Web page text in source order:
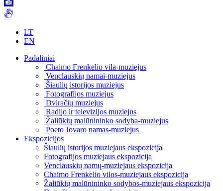
LT
EN
Padaliniai
Chaimo Frenkelio vila-muziejus
Venclauskių namai-muziejus
Šiaulių istorijos muziejus
Fotografijos muziejus
Dviračių muziejus
Radijo ir televizijos muziejus
Žaliūkių malūnininko sodyba-muziejus
Poeto Jovaro namas-muziejus
Ekspozicijos
Šiaulių istorijos muziejaus ekspozicija
Fotografijos muziejaus ekspozicija
Venclauskių namų-muziejaus ekspozicija
Chaimo Frenkelio vilos-muziejaus ekspozicija
Žaliūkių malūnininko sodybos-muziejaus ekspozicija